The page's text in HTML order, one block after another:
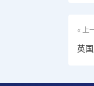
« 上
英